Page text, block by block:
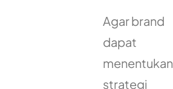
Agar brand
dapat
menentukan
strategi